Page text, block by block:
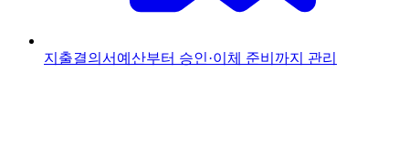
지출결의서 예산부터 승인·이체 준비까지 관리